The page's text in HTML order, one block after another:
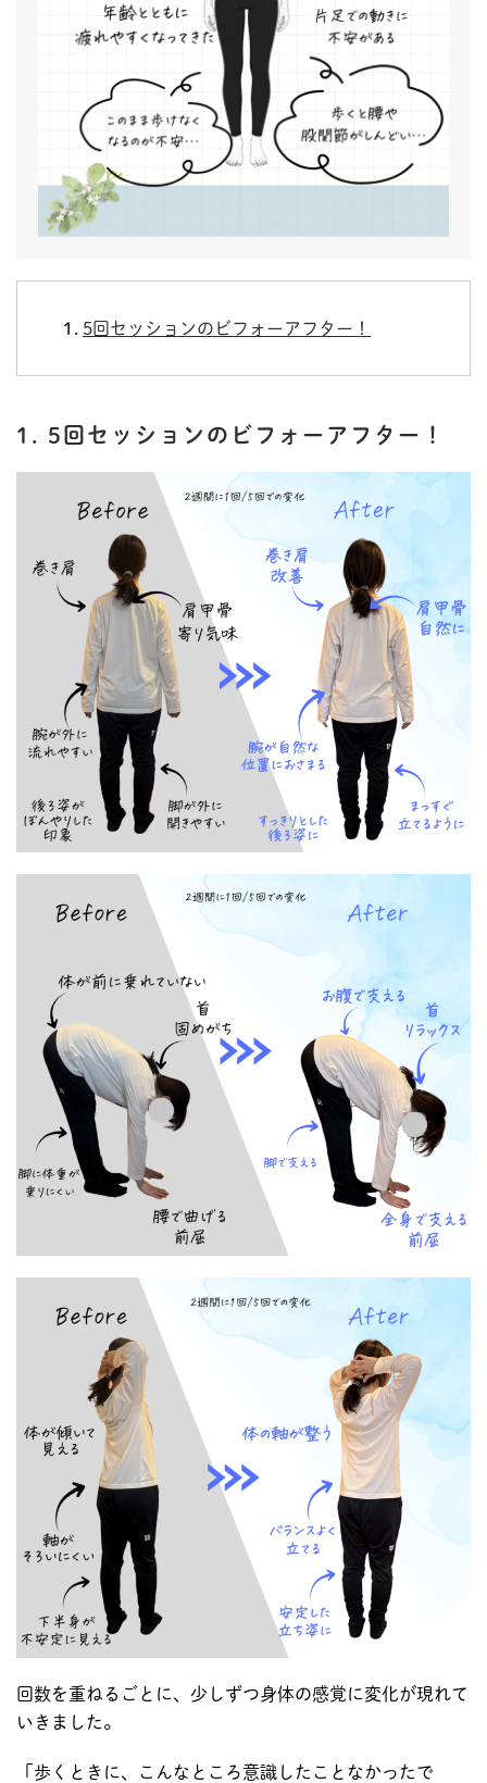
5回セッションのビフォーアフター！
1. 5回セッションのビフォーアフター！
回数を重ねるごとに、少しずつ身体の感覚に変化が現れて
いきました。
「歩くときに、こんなところ意識したことなかったで